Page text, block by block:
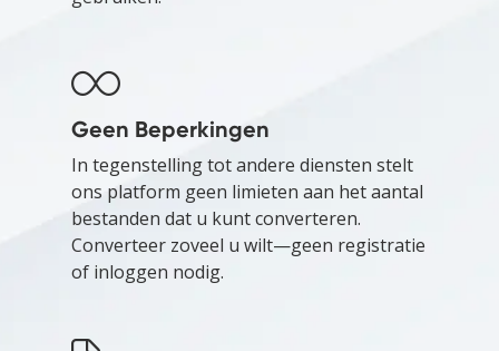
Geen Beperkingen
In tegenstelling tot andere diensten stelt
ons platform geen limieten aan het aantal
bestanden dat u kunt converteren.
Converteer zoveel u wilt—geen registratie
of inloggen nodig.